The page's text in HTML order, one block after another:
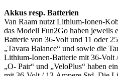
Akkus resp. Batterien
Van Raam nutzt Lithium-Ionen-
das Modell Fun2Go haben jeweils
Batterie von 36-Volt und 11 oder
„Tavara Balance“ und sowie die
Lithium-Ionen-Batterie mit 36-Volt
„O- Pair“ und „VeloPlus“ haben